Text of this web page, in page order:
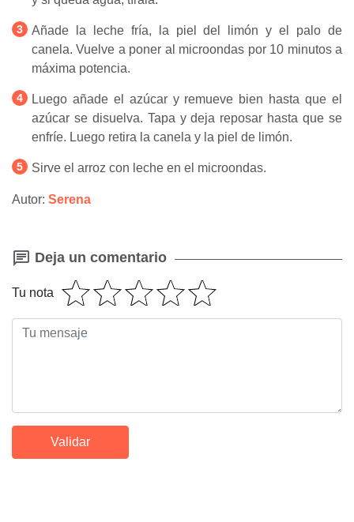
Añade la leche fría, la piel del limón y el palo de
canela. Vuelve a poner al microondas por 10 minutos a
máxima potencia.
Luego añade el azúcar y remueve bien hasta que el
azúcar se disuelva. Tapa y deja reposar hasta que se
enfríe. Luego retira la canela y la piel de limón.
Sirve el arroz con leche en el microondas.
Autor: Serena
Deja un comentario
Tu nota